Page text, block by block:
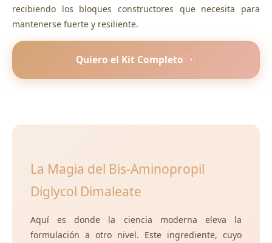
recibiendo los bloques constructores que necesita para
mantenerse fuerte y resiliente.
Quiero el Kit Completo
La Magia del Bis-Aminopropil
Diglycol Dimaleate
Aquí es donde la ciencia moderna eleva la
formulación a otro nivel. Este ingrediente, cuyo